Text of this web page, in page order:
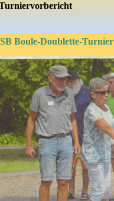
Boule-Doublette-Turnier